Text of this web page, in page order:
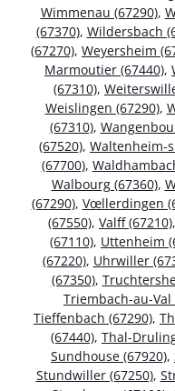
Wimmenau (67290),
(67370), Wildersbach
(67270), Weyersheim
Marmoutier (67440),
(67310),
Weislingen (67290),
(67310),
(67520), Waltenheim-
(67700),
Walbourg (67360),
(67290), Vœllerdingen
(67550), Valff (67210),
(67110), Uttenheim
(67220), Uhrwiller
(67350),
Triembach-au-Val
Tieffenbach (67290),
(67440), Thal-
Sundhouse (67920),
Stundwiller (67250),